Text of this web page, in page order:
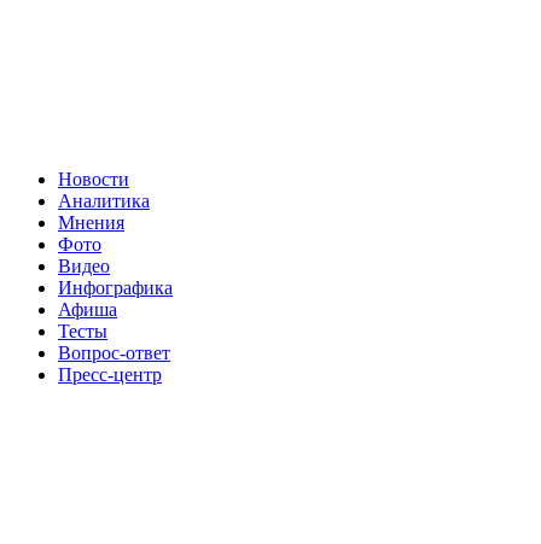
Новости
Аналитика
Мнения
Фото
Видео
Инфографика
Афиша
Тесты
Вопрос-ответ
Пресс-центр